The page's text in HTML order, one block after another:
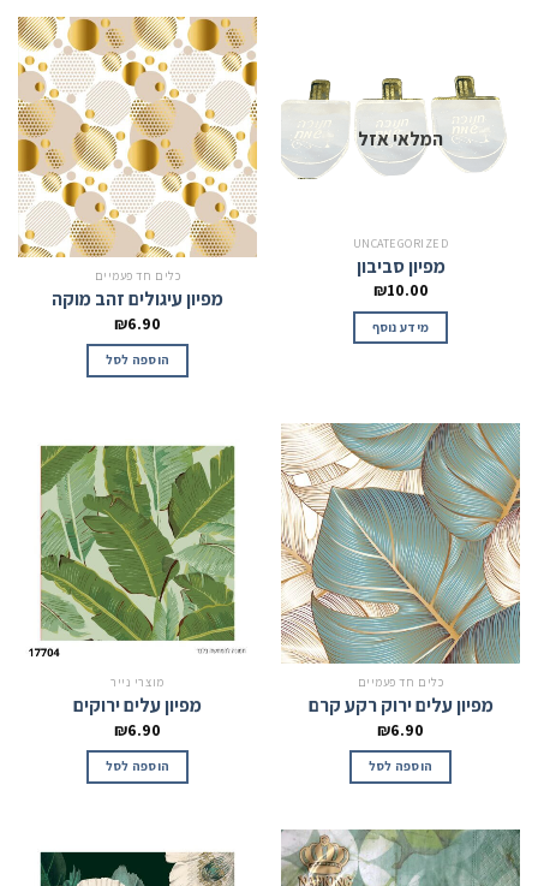
המלאי אזל
UNCATEGORIZED
מפיון סביבון
₪10.00
מידע נוסף
כלים חד פעמיים
מפיון עיגולים זהב מוקה
₪6.90
הוספה לסל
כלים חד פעמיים
מפיון עלים ירוק רקע קרם
₪6.90
הוספה לסל
מוצרי נייר
מפיון עלים ירוקים
₪6.90
הוספה לסל